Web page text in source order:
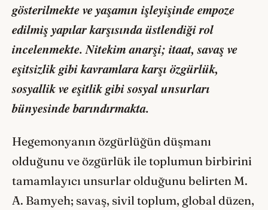
gösterilmekte ve yaşamın işleyişinde empoze
edilmiş yapılar karşısında üstlendiği rol
incelenmekte. Nitekim anarşi; itaat, savaş ve
eşitsizlik gibi kavramlara karşı özgürlük,
sosyallik ve eşitlik gibi sosyal unsurları
bünyesinde barındırmakta.
Hegemonyanın özgürlüğün düşmanı
olduğunu ve özgürlük ile toplumun birbirini
tamamlayıcı unsurlar olduğunu belirten M.
A. Bamyeh; savaş, sivil toplum, global düzen,